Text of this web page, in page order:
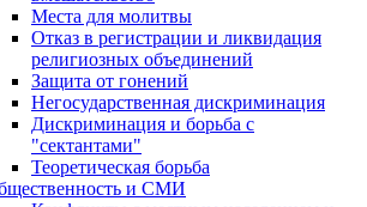
Места для молитвы
Отказ в регистрации и ликвидация
религиозных объединений
Защита от гонений
Негосударственная дискриминация
Дискриминация и борьба с
"сектантами"
Теоретическая борьба
и СМИ